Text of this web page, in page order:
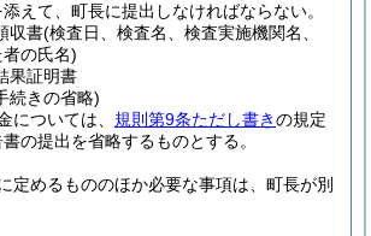
えて、町長に提出しなければならない。
収書(検査日、検査名、検査実施機関名、
の氏名)
果証明書
続きの省略)
については、 規則第9条ただし書きの規定
の提出を省略するものとする。
定めるもののほか必要な事項は、町長が別